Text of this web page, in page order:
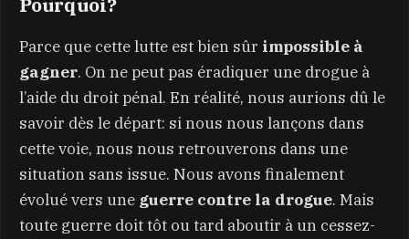
Pourquoi?
Parce que cette lutte est bien sûr impossible à
gagner. On ne peut pas éradiquer une drogue à
l’aide du droit pénal. En réalité, nous aurions dû le
savoir dès le départ: si nous nous lançons dans
cette voie, nous nous retrouverons dans une
situation sans issue. Nous avons finalement
évolué vers une guerre contre la drogue. Mais
toute guerre doit tôt ou tard aboutir à un cessez-